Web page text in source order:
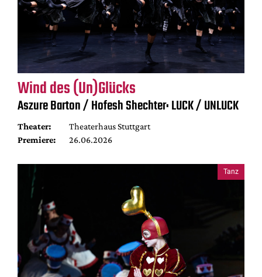
Wind des (Un)Glücks
Aszure Barton / Hofesh Shechter: LUCK / UNLUCK
Theater:
Theaterhaus Stuttgart
Premiere:
26.06.2026
Tanz